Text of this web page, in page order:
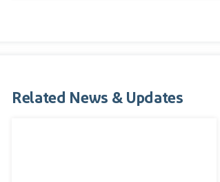
Related News & Updates